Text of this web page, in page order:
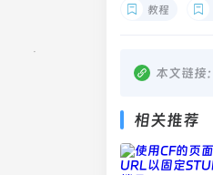
教程
本文链接：
相关推荐